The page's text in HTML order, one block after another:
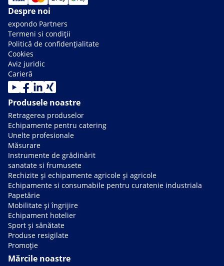
Despre noi
expondo Partners
Termeni si condiții
Politică de confidențialitate
Cookies
Aviz juridic
Carieră
Produsele noastre
Retragerea produselor
Echipamente pentru catering
Unelte profesionale
Măsurare
Instrumente de grădinărit
sanatate si frumusete
Rechizite și echipamente agricole și agricole
Echipamente si consumabile pentru curatenie industriala
Papetărie
Mobilitate și îngrijire
Echipament hotelier
Sport și sănătate
Produse resigilate
Promoție
Mărcile noastre